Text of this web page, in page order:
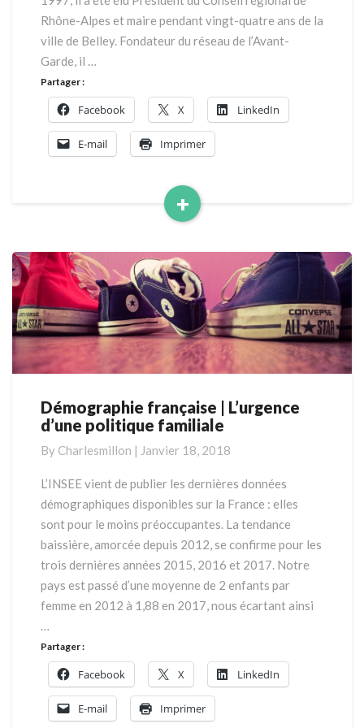
politique
au
service
commun
Rhône-Alpes et maire pendant vingt-quatre ans de la
ville de Belley. Fondateur du réseau de l’Avant-
Garde, il …
+
Read
Partager :
Facebook X LinkedIn
E-mail Imprimer
Démographie
française
L’urgence
d’une
familiale
Démographie française | L’urgence
d’une politique familiale
By Charlesmillon | Janvier 18, 2018
L’INSEE vient de publier les dernières données
démographiques disponibles sur la France : elles
sont pour le moins préoccupantes. La tendance
baissière, amorcée depuis 2012, se confirme pour les
trois dernières années 2015, 2016 et 2017. Notre
pays est passé d’une moyenne de 2 enfants par
femme en 2012 à 1,88 en 2017, nous écartant ainsi
…
Partager :
Facebook X LinkedIn
E-mail Imprimer